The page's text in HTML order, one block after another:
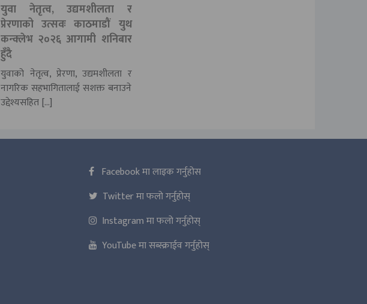
युवा नेतृत्व, उद्यमशीलता र
प्रेरणाको उत्सवः काठमाडौं युथ
कन्क्लेभ २०२६ आगामी शनिबार
हुँदै
युवाको नेतृत्व, प्रेरणा, उद्यमशीलता र
नागरिक सहभागितालाई सशक्त बनाउने
उद्देश्यसहित […]
Facebook मा लाइक गर्नुहोस
Twitter मा फलो गर्नुहोस्
Instagram मा फलो गर्नुहोस्
YouTube मा सब्स्क्राईव गर्नुहोस्